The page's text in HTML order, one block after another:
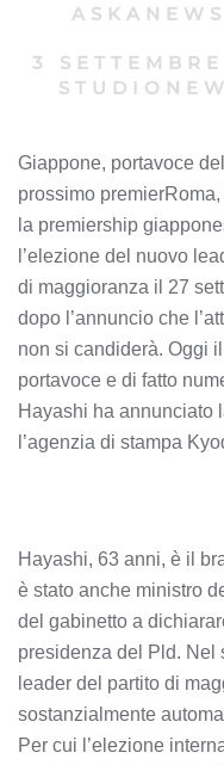
ASKANEWS
3
Giappone, portavoce
prossimo
la premiership
l’elezione del nuovo
di maggioranza il 27
dopo l’annuncio che
non si candiderà. Oggi
portavoce e di fatto
Hayashi ha annunciato
l’agenzia di stampa
Hayashi, 63 anni, è il
è stato anche ministro
del gabinetto a
presidenza del Pld. Nel
leader del partito di
sostanzialmente
Per cui l’elezione